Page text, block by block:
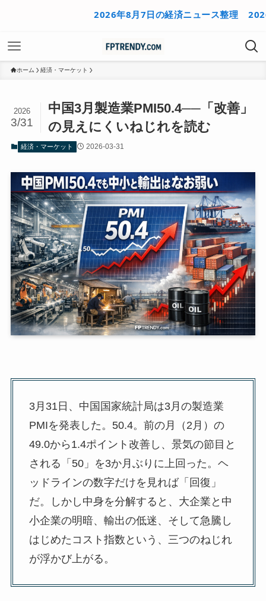
2026年8月7日の経済ニュース整理 2026年8月
ホーム 経済・マーケット
中国3月製造業PMI50.4──「改善」
の見えにくいねじれを読む
2026
3/31
経済・マーケット 2026-03-31
3月31日、中国国家統計局は3月の製造業
PMIを発表した。50.4。前の月（2月）の
49.0から1.4ポイント改善し、景気の節目と
される「50」を3か月ぶりに上回った。ヘ
ッドラインの数字だけを見れば「回復」
だ。しかし中身を分解すると、大企業と中
小企業の明暗、輸出の低迷、そして急騰し
はじめたコスト指数という、三つのねじれ
が浮かび上がる。